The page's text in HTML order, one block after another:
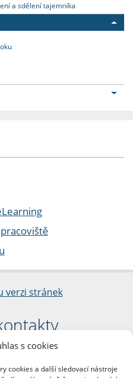
s cookies
cookies a další sledovací nástroje
a sdělení tajemníka
verzi stránek
fakulta
1/2